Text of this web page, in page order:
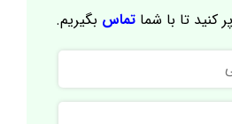
کنید تا با شماتماس بگیریم.